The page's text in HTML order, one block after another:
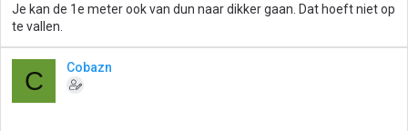
Je kan de 1e meter ook van dun naar dikker gaan. Dat hoeft niet op
te vallen.
C Cobazn